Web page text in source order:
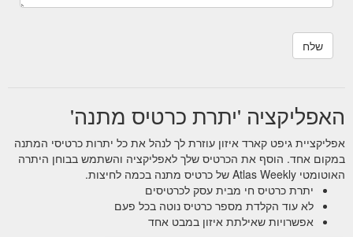
האפליקציה 'יתרת כרטיס מתנה'
אפליקציית גיפט קארד איזון עוזרת לך לנהל את כל יתרות כרטיסי המתנה
במקום אחד. הוסף את הכרטיס שלך לאפליקציה והשתמש בבוחן היתרה
האוטומטי Atlas Weekly של כרטיס מתנה בכמה לחיצות.
יתרת כרטיס חי מבית עסק לכרטיסים
לא עוד הקלדת מספר כרטיס נוטה בכל פעם
אפשרויות שאילתת איזון במבט אחד